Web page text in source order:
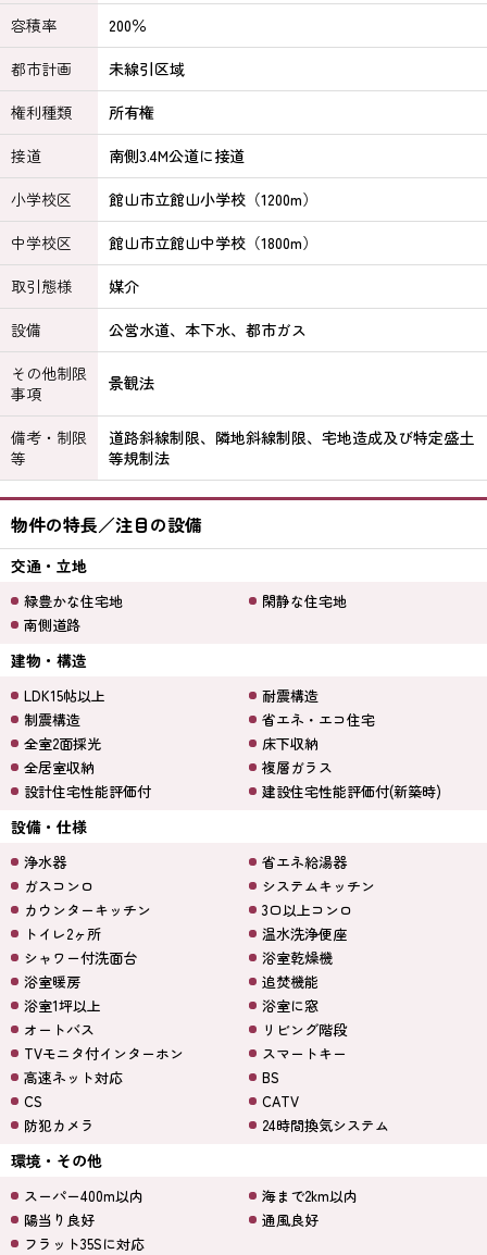
容積率
200％
都市計画
未線引区域
権利種類
所有権
接道
南側3.4M公道に接道
小学校区
館山市立館山小学校（1200m）
中学校区
館山市立館山中学校（1800m）
取引態様
媒介
設備
公営水道、本下水、都市ガス
その他制限
事項
景観法
備考・制限
等
道路斜線制限、隣地斜線制限、宅地造成及び特定盛土
等規制法
物件の特長／注目の設備
交通・立地
緑豊かな住宅地
閑静な住宅地
南側道路
建物・構造
LDK15帖以上
耐震構造
制震構造
省エネ・エコ住宅
全室2面採光
床下収納
全居室収納
複層ガラス
設計住宅性能評価付
建設住宅性能評価付(新築時)
設備・仕様
浄水器
省エネ給湯器
ガスコンロ
システムキッチン
カウンターキッチン
3口以上コンロ
トイレ2ヶ所
温水洗浄便座
シャワー付洗面台
浴室乾燥機
浴室暖房
追焚機能
浴室1坪以上
浴室に窓
オートバス
リビング階段
TVモニタ付インターホン
スマートキー
高速ネット対応
BS
CS
CATV
防犯カメラ
24時間換気システム
環境・その他
スーパー400m以内
海まで2km以内
陽当り良好
通風良好
フラット35Sに対応